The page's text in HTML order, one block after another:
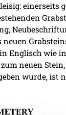
einerseits
Englisch wie
neuen
wurde, ist